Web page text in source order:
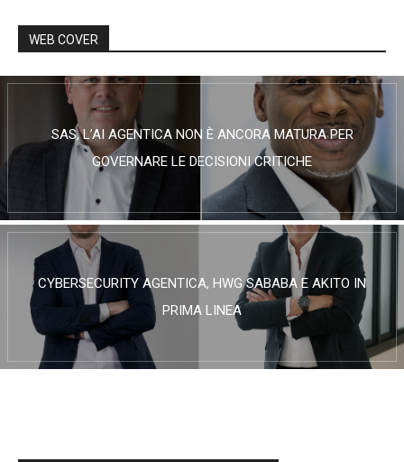
WEB COVER
SAS, L’AI AGENTICA NON È ANCORA MATURA PER
GOVERNARE LE DECISIONI CRITICHE
CYBERSECURITY AGENTICA, HWG SABABA E AKITO IN
PRIMA LINEA